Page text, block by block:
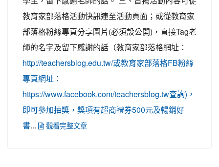
教育家部落格活動快訊連至活動頁面；或從教育家
部落格粉絲專頁分享圖片(必須設公開)，直接Tag老
師的名字及留下感謝的話（教育家部落格網址：
http://teachersblog.edu.tw/或教育家部落格FB粉絲
專頁網址：
https://www.facebook.com/teachersblog.tw查詢)，
即可參加抽獎，獎項有超商禮券500元及暢銷好
書... 觀看完整文章